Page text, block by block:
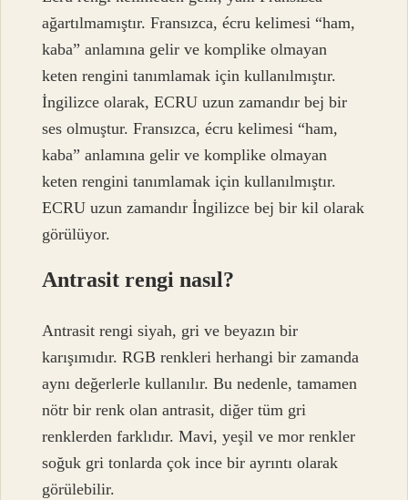
ağartılmamıştır. Fransızca, écru kelimesi “ham,
kaba” anlamına gelir ve komplike olmayan
keten rengini tanımlamak için kullanılmıştır.
İngilizce olarak, ECRU uzun zamandır bej bir
ses olmuştur. Fransızca, écru kelimesi “ham,
kaba” anlamına gelir ve komplike olmayan
keten rengini tanımlamak için kullanılmıştır.
ECRU uzun zamandır İngilizce bej bir kil olarak
görülüyor.
Antrasit rengi nasıl?
Antrasit rengi siyah, gri ve beyazın bir
karışımıdır. RGB renkleri herhangi bir zamanda
aynı değerlerle kullanılır. Bu nedenle, tamamen
nötr bir renk olan antrasit, diğer tüm gri
renklerden farklıdır. Mavi, yeşil ve mor renkler
soğuk gri tonlarda çok ince bir ayrıntı olarak
görülebilir.